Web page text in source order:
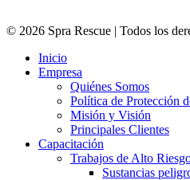
© 2026 Spra Rescue | Todos los
Inicio
Empresa
Quiénes Somos
Política de Protección
Misión y Visión
Principales Clientes
Capacitación
Trabajos de Alto
Sustancias